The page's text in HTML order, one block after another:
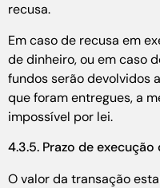
recusa.
Em caso de recusa em
de dinheiro, ou em caso
fundos serão devolvidos
que foram entregues, a
impossível por lei.
4.3.5. Prazo de
O valor da transação